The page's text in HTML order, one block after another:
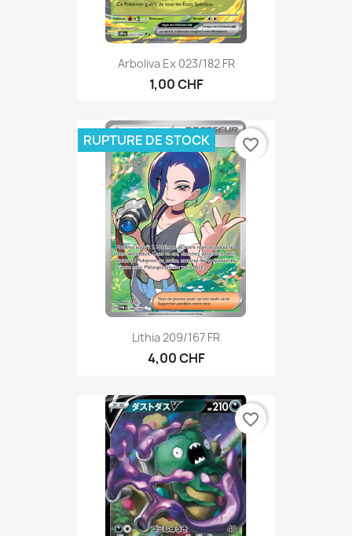
Arboliva Ex 023/182 FR
1,00 CHF
Lithia 209/167 FR
4,00 CHF
RUPTURE DE STOCK favorite_border
favorite_border